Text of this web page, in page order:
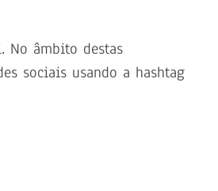
. No âmbito destas
sociais usando a hashtag